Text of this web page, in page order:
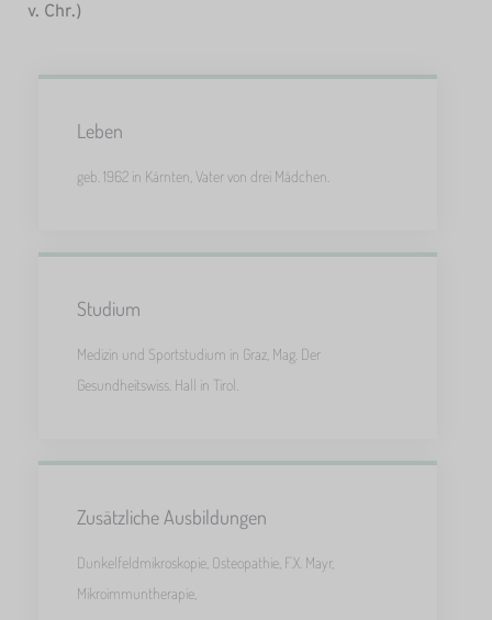
v. Chr.)
Leben
geb. 1962 in Kärnten, Vater von drei Mädchen.
Studium
Medizin und Sportstudium in Graz, Mag. Der
Gesundheitswiss. Hall in Tirol.
Zusätzliche Ausbildungen
Dunkelfeldmikroskopie, Osteopathie, F.X. Mayr,
Mikroimmuntherapie,